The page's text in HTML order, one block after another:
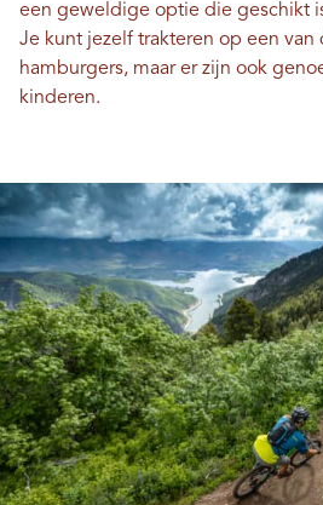
een geweldige optie die geschikt
Je kunt jezelf trakteren op een
hamburgers, maar er zijn ook
kinderen.